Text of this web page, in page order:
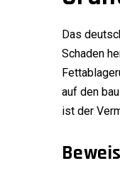
Das
Schaden
auf den
ist der